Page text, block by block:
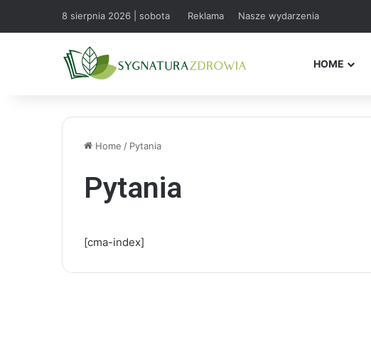
8 sierpnia 2026 | sobota Reklama Nasze wydarzenia
HOME
Home / Pytania
Pytania
[cma-index]